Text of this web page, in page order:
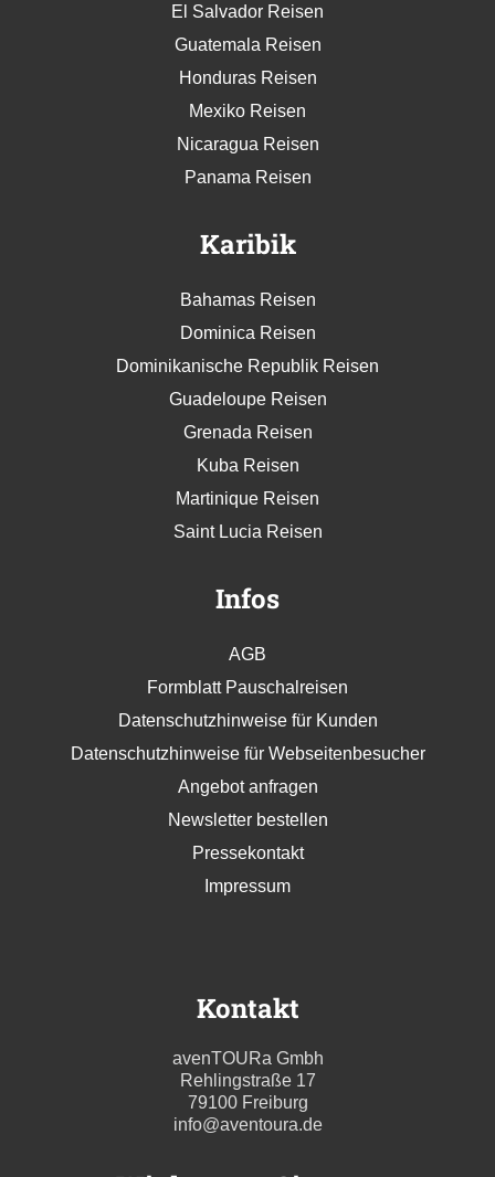
El Salvador Reisen
Guatemala Reisen
Honduras Reisen
Mexiko Reisen
Nicaragua Reisen
Panama Reisen
Karibik
Bahamas Reisen
Dominica Reisen
Dominikanische Republik Reisen
Guadeloupe Reisen
Grenada Reisen
Kuba Reisen
Martinique Reisen
Saint Lucia Reisen
Infos
AGB
Formblatt Pauschalreisen
Datenschutzhinweise für Kunden
Datenschutzhinweise für Webseitenbesucher
Angebot anfragen
Newsletter bestellen
Pressekontakt
Impressum
Kontakt
avenTOURa Gmbh
Rehlingstraße 17
79100 Freiburg
info@aventoura.de